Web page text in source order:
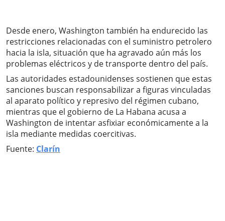
Desde enero, Washington también ha endurecido las
restricciones relacionadas con el suministro petrolero
hacia la isla, situación que ha agravado aún más los
problemas eléctricos y de transporte dentro del país.
Las autoridades estadounidenses sostienen que estas
sanciones buscan responsabilizar a figuras vinculadas
al aparato político y represivo del régimen cubano,
mientras que el gobierno de La Habana acusa a
Washington de intentar asfixiar económicamente a la
isla mediante medidas coercitivas.
Fuente: Clarín